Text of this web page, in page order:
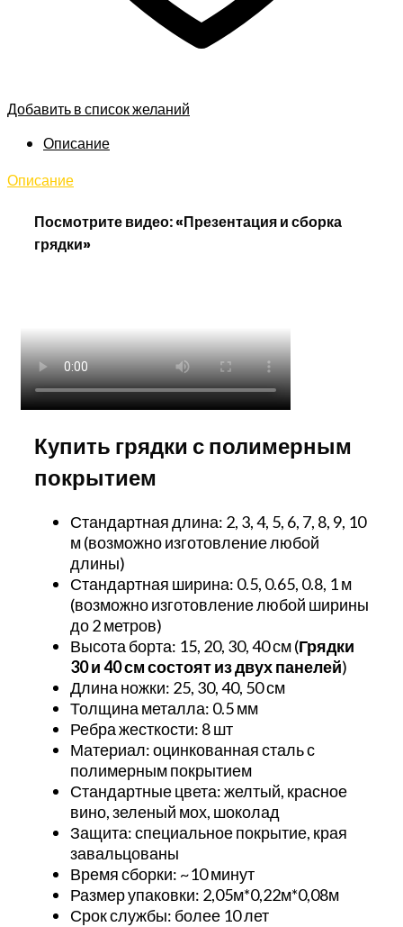
Добавить в список желаний
Описание
Описание
Посмотрите видео: «Презентация и сборка
грядки»
Купить грядки с полимерным
покрытием
Стандартная длина: 2, 3, 4, 5, 6, 7, 8, 9, 10
м (возможно изготовление любой
длины)
Стандартная ширина: 0.5, 0.65, 0.8, 1 м
(возможно изготовление любой ширины
до 2 метров)
Высота борта: 15, 20, 30, 40 см (Грядки
30 и 40 см состоят из двух панелей)
Длина ножки: 25, 30, 40, 50 см
Толщина металла: 0.5 мм
Ребра жесткости: 8 шт
Материал:оцинкованная сталь с
полимерным покрытием
Стандартные цвета: желтый, красное
вино, зеленый мох, шоколад
Защита: специальное покрытие, края
завальцованы
Время сборки: ~10 минут
Размер упаковки: 2,05м*0,22м*0,08м
Срок службы: более 10 лет